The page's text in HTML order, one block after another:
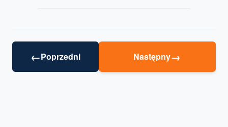
←Poprzedni Następny→